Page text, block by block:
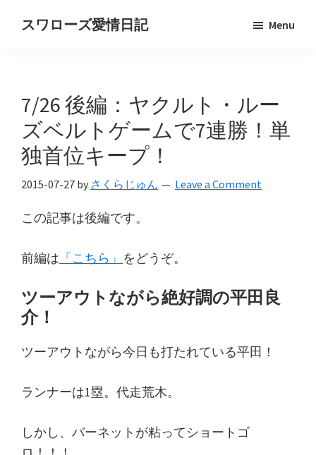
スワローズ愛情日記
ト
ス
ワ
ロ
ー
好
OL
の
独
り
言
記
Menu
7/26 後編：ヤクルト・ルー
ズベルトゲームで7連勝！単
独首位キープ！
2015-07-27 by さくらじゅん Leave a Comment
この記事は後編です。
前編は 「こちら」 をどうぞ。
ツーアウトながら絶好調の平田良
介！
ツーアウトながら今日も打たれている平田！
ランナーは1塁。代走荒木。
しかし、バーネットが粘ってショートゴ